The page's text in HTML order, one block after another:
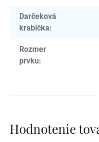
Darčeková
krabička:
Rozmer
prvku:
Hodnotenie